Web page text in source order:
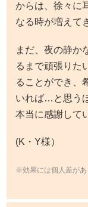
からは、徐々に
なる時が増えて
まだ、夜の静か
るまで頑張りた
ることができ、
いれば…と思う
本当に感謝して
(K・Y様）
※効果には個人差があ